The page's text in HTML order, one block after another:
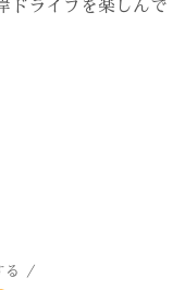
ドライブを楽しんで
る